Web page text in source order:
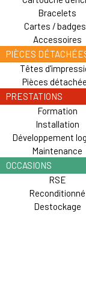
Bracelets
Cartes /
Accessoires
PIÈCES
Têtes
Pièces
PRESTATIONS
Formation
Installation
Développement
Maintenance
OCCASIONS
RSE
Reconditionné
Destockage